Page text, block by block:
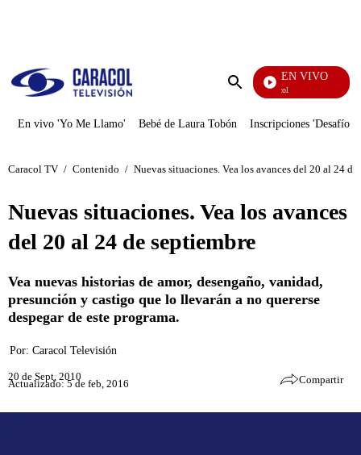
Enviar
EN VIVO
Noticias Caracol
En vivo 'Yo Me Llamo' Bebé de Laura Tobón Inscripciones 'Desafío'
Caracol TV / Contenido / Nuevas situaciones. Vea los avances del 20 al 24 de
Nuevas situaciones. Vea los avances
del 20 al 24 de septiembre
Vea nuevas historias de amor, desengaño, vanidad,
presunción y castigo que lo llevarán a no quererse
despegar de este programa.
Por: Caracol Televisión
20 de Sept, 2010
Actualizado: 5 de feb, 2016 Compartir